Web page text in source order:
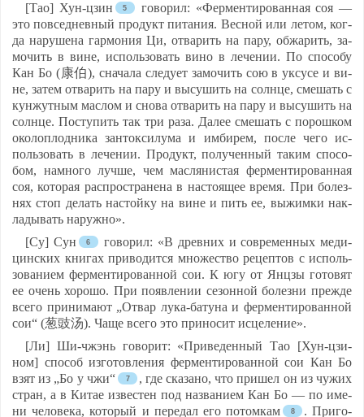
[Тао] Хун-цзин
го­во­рил: «Фер­мен­ти­ро­ван­ная соя —
это пов­сед­нев­ный про­дукт пи­та­ния. Вес­ной или ле­том, ког­
да на­ру­ше­на гар­мо­ния Ци, от­ва­рить на па­ру, об­жа­рить, за­
мо­чить в ви­не, ис­поль­зо­вать ви­но в ле­че­нии. По спо­со­бу
Кан Бо (康伯), сна­ча­ла сле­ду­ет за­мо­чить сою в ук­су­се и ви­
не, за­тем от­ва­рить на па­ру и вы­су­шить на солн­це, сме­шать с
кун­жут­ным мас­лом и сно­ва от­ва­рить на па­ру и вы­су­шить на
солн­це. Пос­ту­пить так три ра­за. Да­лее сме­шать с по­рош­ком
око­лоп­лод­ни­ка зан­ток­си­лу­ма и им­би­рем, пос­ле че­го ис­
поль­зо­вать в ле­че­нии. Про­дукт, по­лу­чен­ный та­ким спо­со­
бом, нам­но­го луч­ше, чем мас­ля­нис­тая фер­мен­ти­ро­ван­ная
соя, ко­то­рая расп­рост­ра­не­на в нас­то­ящее вре­мя. При бо­лез­
нях стоп де­лать нас­той­ку на ви­не и пить ее, вы­жим­ки нак­
ла­ды­вать на­руж­но».
[Су] Сун
го­во­рил: «В древ­них и сов­ре­мен­ных ме­ди­
цинс­ких кни­гах при­во­дит­ся мно­жест­во ре­цеп­тов с ис­поль­
зо­ва­ни­ем фер­мен­ти­ро­ван­ной сои. К югу от Янц­зы го­то­вят
ее очень хо­ро­шо. При по­яв­ле­нии се­зон­ной бо­лез­ни преж­де
все­го при­ни­ма­ют „От­вар лу­ка-ба­ту­на и фер­мен­ти­ро­ван­ной
сои“ (葱豉汤). Ча­ще все­го это при­но­сит ис­це­ле­ние».
[Ли] Ши-чжэнь го­во­рит: «При­ве­ден­ный Тао [Хун-цзи­
ном] спо­соб из­го­тов­ле­ния фер­мен­ти­ро­ван­ной сои Кан Бо
взят из „Бо у чжи“
, где ска­за­но, что при­шел он из чу­жих
стран, а в Ки­тае из­вес­тен под наз­ва­ни­ем Кан Бо — по име­
ни че­ло­ве­ка, ко­то­рый и пе­ре­дал его по­том­кам
. При­го­